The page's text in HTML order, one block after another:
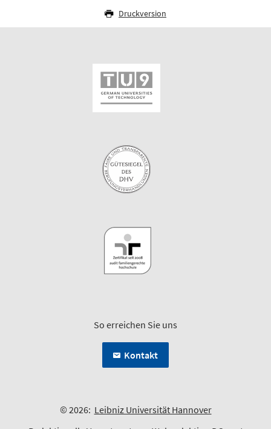
Druckversion
So erreichen Sie uns
Kontakt
© 2026: Leibniz Universität Hannover